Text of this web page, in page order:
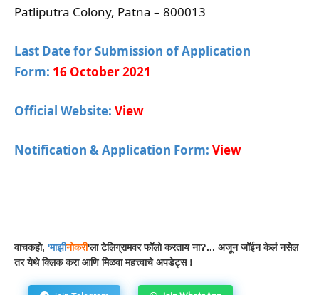
Patliputra Colony, Patna – 800013
Last Date for Submission of Application
Form: 16 October 2021
Official Website: View
Notification & Application Form: View
वाचकहो, 'माझीनोकरी'ला टेलिग्रामवर फॉलो करताय ना?... अजून जॉईन केलं नसेल
तर येथे क्लिक करा आणि मिळवा महत्त्वाचे अपडेट्स !